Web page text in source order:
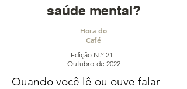
saúde mental?
Hora do
Café
Edição N.º 21 -
Outubro de 2022
Quando você lê ou ouve falar